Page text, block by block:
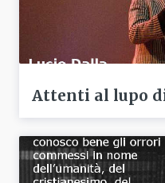
Attenti al lupo